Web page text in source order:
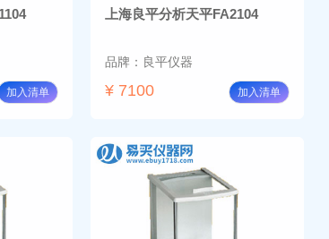
加入清单
上海良平分析天平FA2104
品牌：良平仪器
¥ 7100 加入清单